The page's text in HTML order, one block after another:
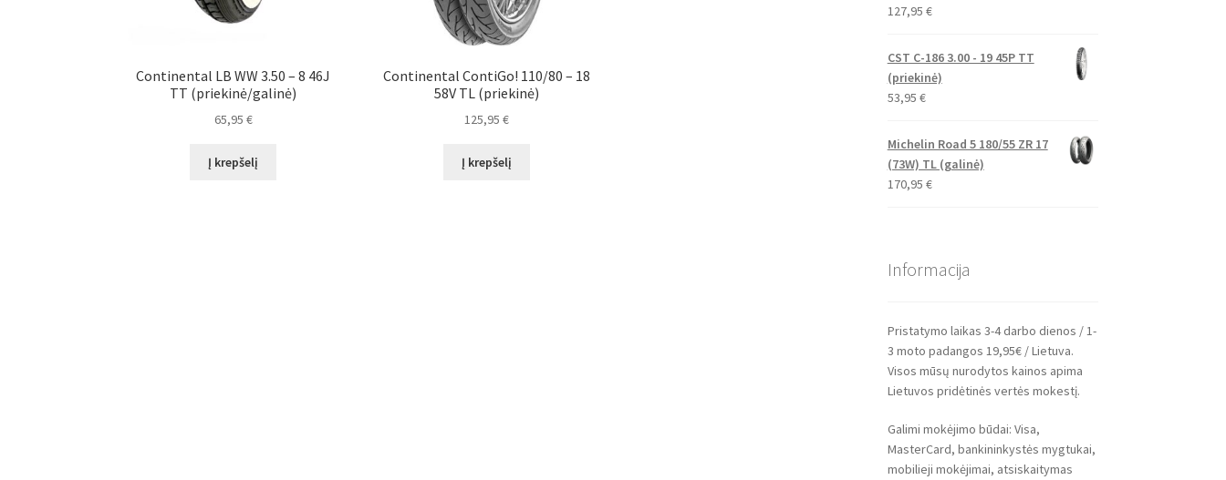
Continental LB WW 3.50 – 8 46J
TT (priekinė/galinė)
65,95 €
Į krepšelį
Continental ContiGo! 110/80 – 18
58V TL (priekinė)
125,95 €
Į krepšelį
127,95 €
CST C-186 3.00 - 19 45P TT
(priekinė)
53,95 €
Michelin Road 5 180/55 ZR 17
(73W) TL (galinė)
170,95 €
Informacija
Pristatymo laikas 3-4 darbo dienos / 1-
3 moto padangos 19,95€ / Lietuva.
Visos mūsų nurodytos kainos apima
Lietuvos pridėtinės vertės mokestį.
Galimi mokėjimo būdai: Visa,
MasterCard, bankininkystės mygtukai,
mobilieji mokėjimai, atsiskaitymas